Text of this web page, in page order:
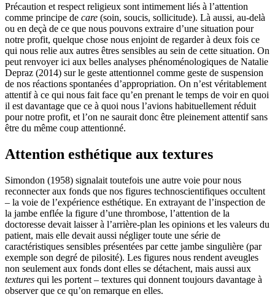
Précaution et respect religieux sont intimement liés à l’attention
comme principe de care (soin, soucis, sollicitude). Là aussi, au-delà
ou en deçà de ce que nous pouvons extraire d’une situation pour
notre profit, quelque chose nous enjoint de regarder à deux fois ce
qui nous relie aux autres êtres sensibles au sein de cette situation. On
peut renvoyer ici aux belles analyses phénoménologiques de Natalie
Depraz (2014) sur le geste attentionnel comme geste de suspension
de nos réactions spontanées d’appropriation. On n’est véritablement
attentif à ce qui nous fait face qu’en prenant le temps de voir en quoi
il est davantage que ce à quoi nous l’avions habituellement réduit
pour notre profit, et l’on ne saurait donc être pleinement attentif sans
être du même coup attentionné.
Attention esthétique aux textures
Simondon (1958) signalait toutefois une autre voie pour nous
reconnecter aux fonds que nos figures technoscientifiques occultent
– la voie de l’expérience esthétique. En extrayant de l’inspection de
la jambe enflée la figure d’une thrombose, l’attention de la
doctoresse devait laisser à l’arrière-plan les opinions et les valeurs du
patient, mais elle devait aussi négliger toute une série de
caractéristiques sensibles présentées par cette jambe singulière (par
exemple son degré de pilosité). Les figures nous rendent aveugles
non seulement aux fonds dont elles se détachent, mais aussi aux
textures qui les portent – textures qui donnent toujours davantage à
observer que ce qu’on remarque en elles.